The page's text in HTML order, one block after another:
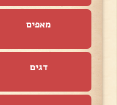
מאפים
דגים